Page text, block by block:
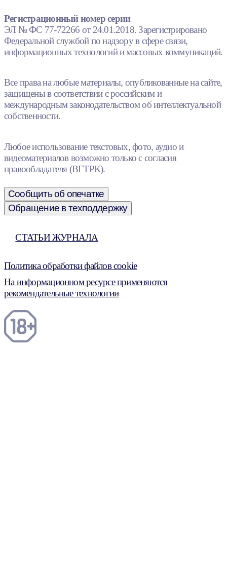
Регистрационный номер серии
ЭЛ № ФС 77-72266 от 24.01.2018. Зарегистрировано
Федеральной службой по надзору в сфере связи,
информационных технологий и массовых коммуникаций.
Все права на любые материалы, опубликованные на сайте,
защищены в соответствии с российским и
международным законодательством об интеллектуальной
собственности.
Любое использование текстовых, фото, аудио и
видеоматериалов возможно только с согласия
правообладателя (ВГТРК).
Сообщить об опечатке
Обращение в техподдержку
СТАТЬИ ЖУРНАЛА
Политика обработки файлов cookie
На информационном ресурсе применяются
рекомендательные технологии